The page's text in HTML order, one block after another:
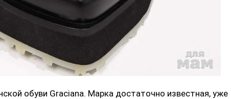
обуви Grасiаnа. Марка достаточно известная, уже